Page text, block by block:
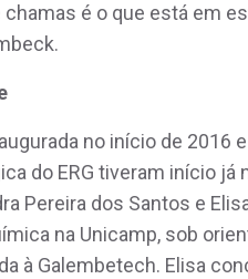
chamas é o que está em
no início de 2016
do ERG tiveram início
Pereira dos Santos e
na Unicamp, sob
à Galembetech. Elisa